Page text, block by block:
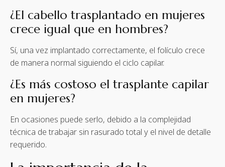
¿El cabello trasplantado en mujeres
crece igual que en hombres?
Sí, una vez implantado correctamente, el folículo crece
de manera normal siguiendo el ciclo capilar.
¿Es más costoso el trasplante capilar
en mujeres?
En ocasiones puede serlo, debido a la complejidad
técnica de trabajar sin rasurado total y el nivel de detalle
requerido.